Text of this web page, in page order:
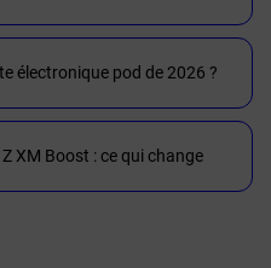
marques
électronique pod de 2026 ?
XM Boost : ce qui change